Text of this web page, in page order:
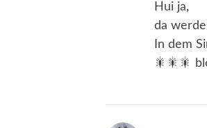
Hui ja,
da
In dem
🎇🎇🎇